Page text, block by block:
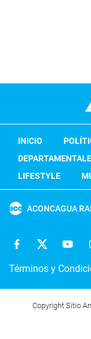
INICIO
LIFESTYLE
ACONCAGUA
Términos y
Copyright Sitio